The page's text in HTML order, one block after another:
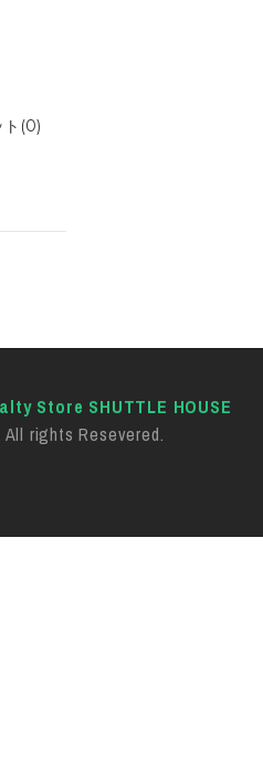
ト(0)
Store SHUTTLE HOUSE
All rights Resevered.